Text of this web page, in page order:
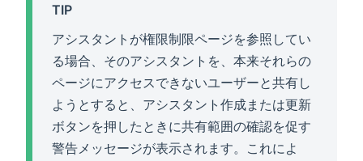
TIP
アシスタントが権限制限ページを参照してい
る場合、そのアシスタントを、本来それらの
ページにアクセスできないユーザーと共有し
ようとすると、アシスタント作成または更新
ボタンを押したときに共有範囲の確認を促す
警告メッセージが表示されます。これによ